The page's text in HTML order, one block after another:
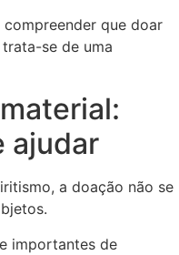
que doar
se de uma
ajudar
a doação não se
importantes de